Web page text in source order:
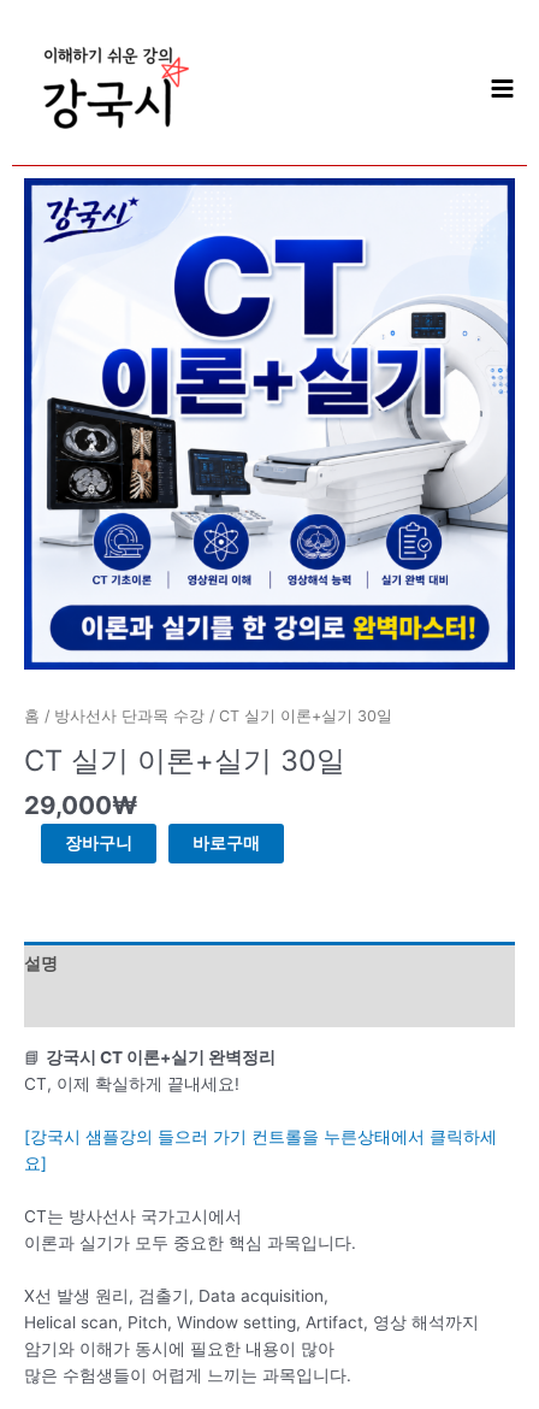
홈 / 방사선사 단과목 수강 / CT 실기 이론+실기 30일
CT 실기 이론+실기 30일
29,000₩
CT
기
30
일
수
장바구니 바로구매
설명
📘 강국시 CT 이론+실기 완벽정리
CT, 이제 확실하게 끝내세요!
[강국시 샘플강의 들으러 가기 컨트롤을 누른상태에서 클릭하세
요]
CT는 방사선사 국가고시에서
이론과 실기가 모두 중요한 핵심 과목입니다.
X선 발생 원리, 검출기, Data acquisition,
Helical scan, Pitch, Window setting, Artifact, 영상 해석까지
암기와 이해가 동시에 필요한 내용이 많아
많은 수험생들이 어렵게 느끼는 과목입니다.